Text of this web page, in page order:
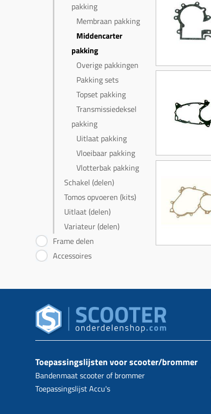
pakking
Membraan pakking
Middencarter
pakking
Overige pakkingen
Pakking sets
Topset pakking
Transmissiedeksel
pakking
Uitlaat pakking
Vloeibaar pakking
Vlotterbak pakking
Schakel (delen)
Tomos opvoeren (kits)
Uitlaat (delen)
Variateur (delen)
Frame delen
Accessoires
Toepassingslijsten voor scooter/brommer
Bandenmaat scooter of brommer
Toepassingslijst Accu's